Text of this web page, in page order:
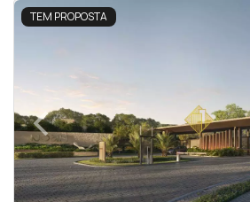
TEM PROPOSTA
<<<<
‹Previous